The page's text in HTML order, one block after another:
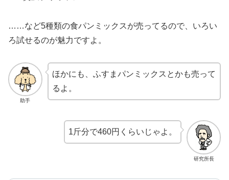
……など5種類の食パンミックスが売ってるので、いろい
ろ試せるのが魅力ですよ。
助手
ほかにも、ふすまパンミックスとかも売って
るよ。
研究所長
1斤分で460円くらいじゃよ。